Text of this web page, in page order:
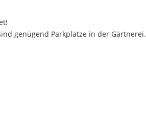
genügend Parkplätze in der Gärtnerei.